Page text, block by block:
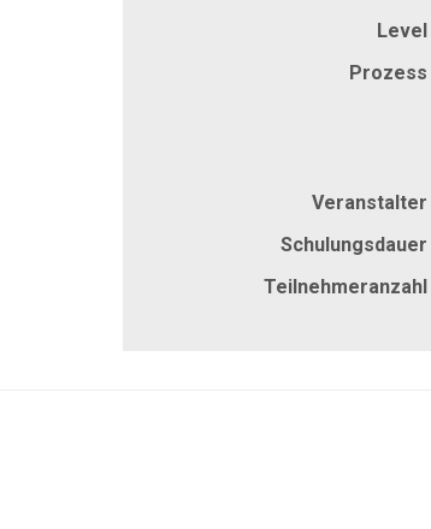
Level
Prozess
Veranstalter
Schulungsdauer
Teilnehmeranzahl